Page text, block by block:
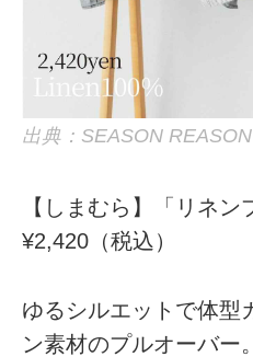
出典：SEASON
【しまむら】「リネ
¥2,420（税込）
ゆるシルエットで体型
ン素材のプルオーバー